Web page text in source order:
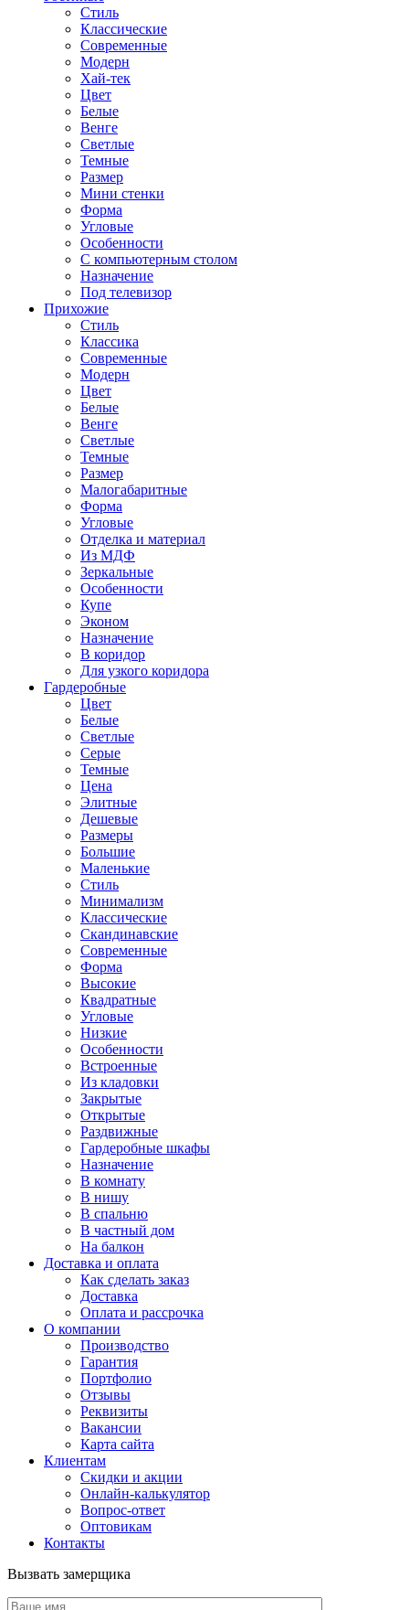
Стиль
Классические
Современные
Модерн
Хай-тек
Цвет
Белые
Венге
Светлые
Темные
Размер
Мини стенки
Форма
Угловые
Особенности
С компьютерным столом
Назначение
Под телевизор
Прихожие
Стиль
Классика
Современные
Модерн
Цвет
Белые
Венге
Светлые
Темные
Размер
Малогабаритные
Форма
Угловые
Отделка и материал
Из МДФ
Зеркальные
Особенности
Купе
Эконом
Назначение
В коридор
Для узкого коридора
Гардеробные
Цвет
Белые
Светлые
Серые
Темные
Цена
Элитные
Дешевые
Размеры
Большие
Маленькие
Стиль
Минимализм
Классические
Скандинавские
Современные
Форма
Высокие
Квадратные
Угловые
Низкие
Особенности
Встроенные
Из кладовки
Закрытые
Открытые
Раздвижные
Гардеробные шкафы
Назначение
В комнату
В нишу
В спальню
В частный дом
На балкон
Доставка и оплата
Как сделать заказ
Доставка
Оплата и рассрочка
О компании
Производство
Гарантия
Портфолио
Отзывы
Реквизиты
Вакансии
Карта сайта
Клиентам
Скидки и акции
Онлайн-калькулятор
Вопрос-ответ
Оптовикам
Контакты
Вызвать замерщика